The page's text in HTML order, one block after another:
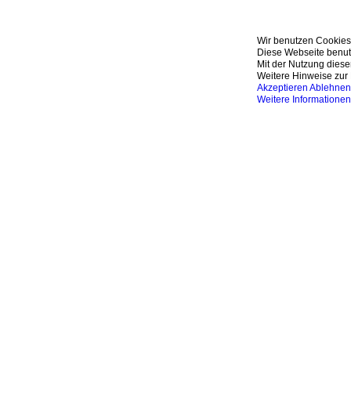
Wir benutzen Cookies
Diese Webseite
Mit der Nutzung
Weitere Hinweise zur
Akzeptieren Ablehnen
Weitere Informationen